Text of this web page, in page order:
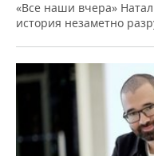
«Все наши вчера»
история незаметно